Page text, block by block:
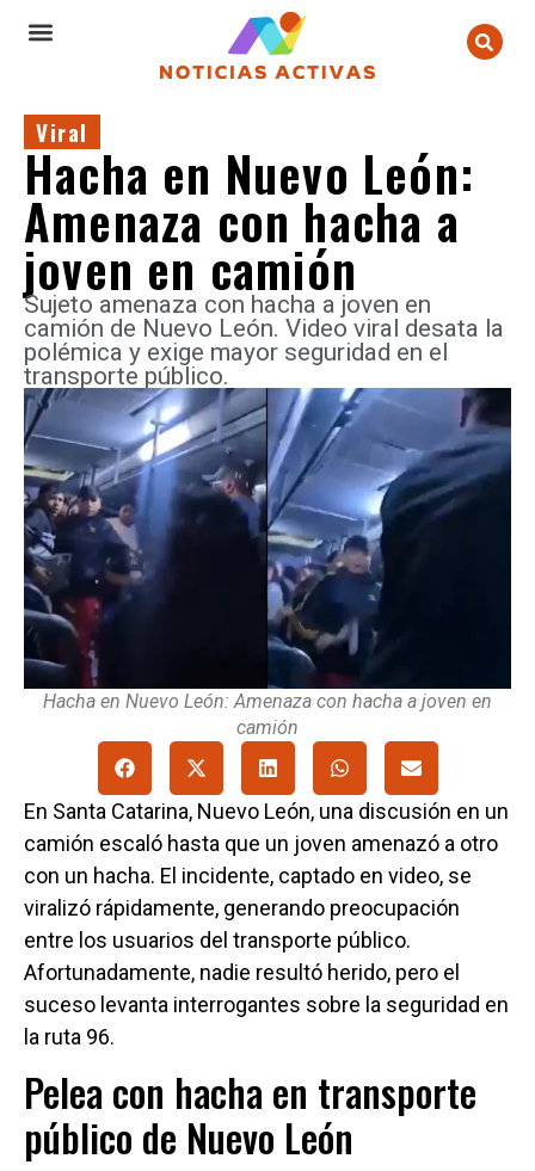
Viral
Hacha en Nuevo León:
Amenaza con hacha a
joven en camión
Sujeto amenaza con hacha a joven en
camión de Nuevo León. Video viral desata la
polémica y exige mayor seguridad en el
transporte público.
Hacha en Nuevo León: Amenaza con hacha a joven en
camión
En Santa Catarina, Nuevo León, una discusión en un
camión escaló hasta que un joven amenazó a otro
con un hacha. El incidente, captado en video, se
viralizó rápidamente, generando preocupación
entre los usuarios del transporte público.
Afortunadamente, nadie resultó herido, pero el
suceso levanta interrogantes sobre la seguridad en
la ruta 96.
Pelea con hacha en transporte
público de Nuevo León